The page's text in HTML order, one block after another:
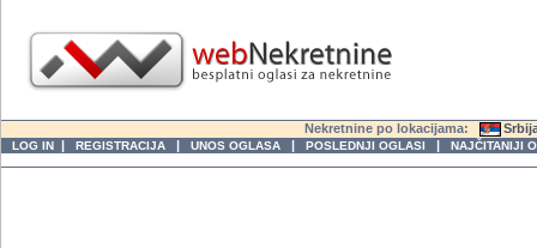
Nekretnine po lokacijama:
LOG IN | REGISTRACIJA | UNOS OGLASA | POSLEDNJI OGLASI | NAJČITANIJI